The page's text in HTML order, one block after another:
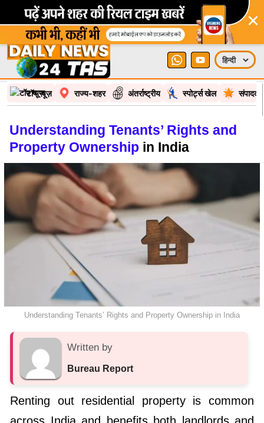
×
टॉप न्यूज़ राज्य-शहर अंतर्राष्ट्रीय स्पोर्ट्स खेल
Understanding Tenants’ Rights and
Property Ownership in India
Understanding Tenants’ Rights and Property Ownership in India
Written by
Bureau Report
Renting out residential property is common